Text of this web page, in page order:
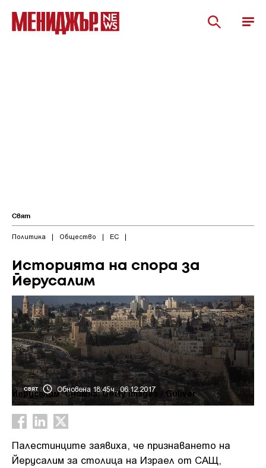
Свят
Политика | Общество | ЕС |
Историята на спора за
Йерусалим
СВЯТ Обновена 18:45ч., 06.12.2017
Йерусалим. Снимка: Getty Images / Guliver
Палестинците заявиха, че признаването на
Йерусалим за столица на Израел от САЩ,